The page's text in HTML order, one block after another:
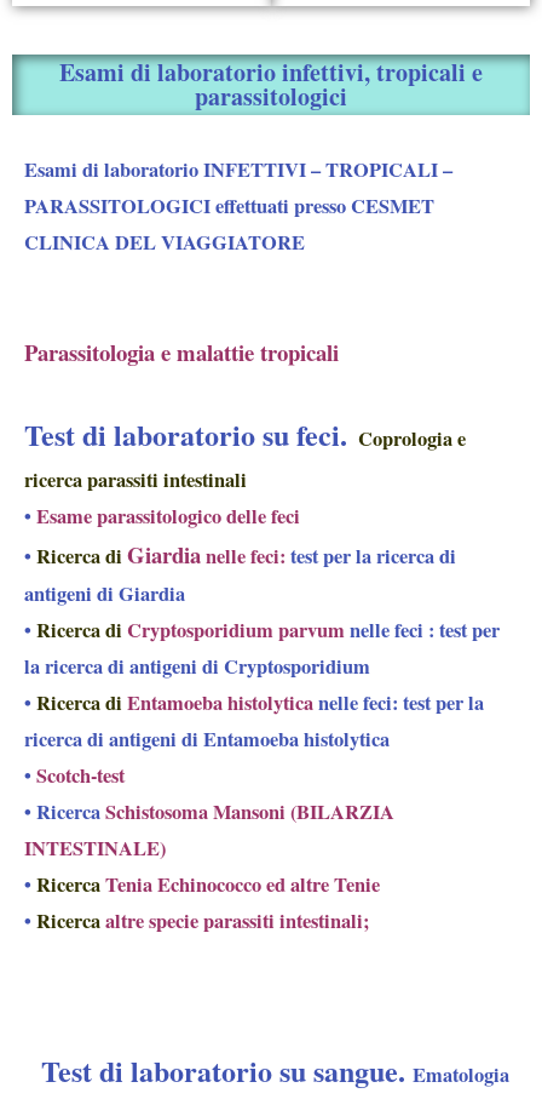
Esami di laboratorio infettivi, tropicali e
parassitologici
Esami di laboratorio INFETTIVI – TROPICALI –
PARASSITOLOGICI effettuati presso CESMET
CLINICA DEL VIAGGIATORE
Parassitologia e malattie tropicali
Test di laboratorio su feci. Coprologia e
ricerca parassiti intestinali
• Esame parassitologico delle feci
• Ricerca di Giardianelle feci: test per la ricerca di
antigeni di Giardia
• Ricerca di Cryptosporidium parvumnelle feci : test per
la ricerca di antigeni di Cryptosporidium
• Ricerca di Entamoeba histolyticanelle feci: test per la
ricerca di antigeni di Entamoeba histolytica
• Scotch-test
• RicercaSchistosoma Mansoni (BILARZIA
INTESTINALE)
• RicercaTenia Echinococco ed altre Tenie
• Ricercaaltre specie parassiti intestinali;
Test di laboratorio su sangue. Ematologia